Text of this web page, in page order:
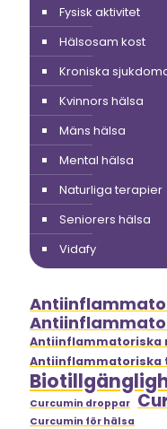
Fysisk aktivitet
Hälsosam kost
Kroniska
Kvinnors hälsa
Mäns hälsa
Mental hälsa
Naturliga terapier
Seniorers hälsa
Vidafy
Antiinflammatoriska
Antiinflammatoriska
Curcumin droppar
Curcumin för hälsa